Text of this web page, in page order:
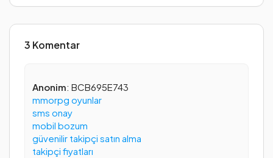
3 Komentar
Anonim: BCB695E743
mmorpg oyunlar
sms onay
mobil bozum
güvenilir takipçi satın alma
takipçi fiyatları